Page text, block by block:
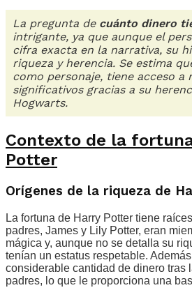
La pregunta de cuánto dinero
intrigante, ya que aunque el
cifra exacta en la narrativa, su
riqueza y herencia. Se estima
como personaje, tiene acceso a
significativos gracias a su
Hogwarts.
Contexto de la
Potter
Orígenes de la riqueza de
La fortuna de Harry Potter tiene
padres, James y Lily Potter, eran
mágica y, aunque no se detalla su
tenían un estatus respetable.
considerable cantidad de dinero tras
padres, lo que le proporciona una